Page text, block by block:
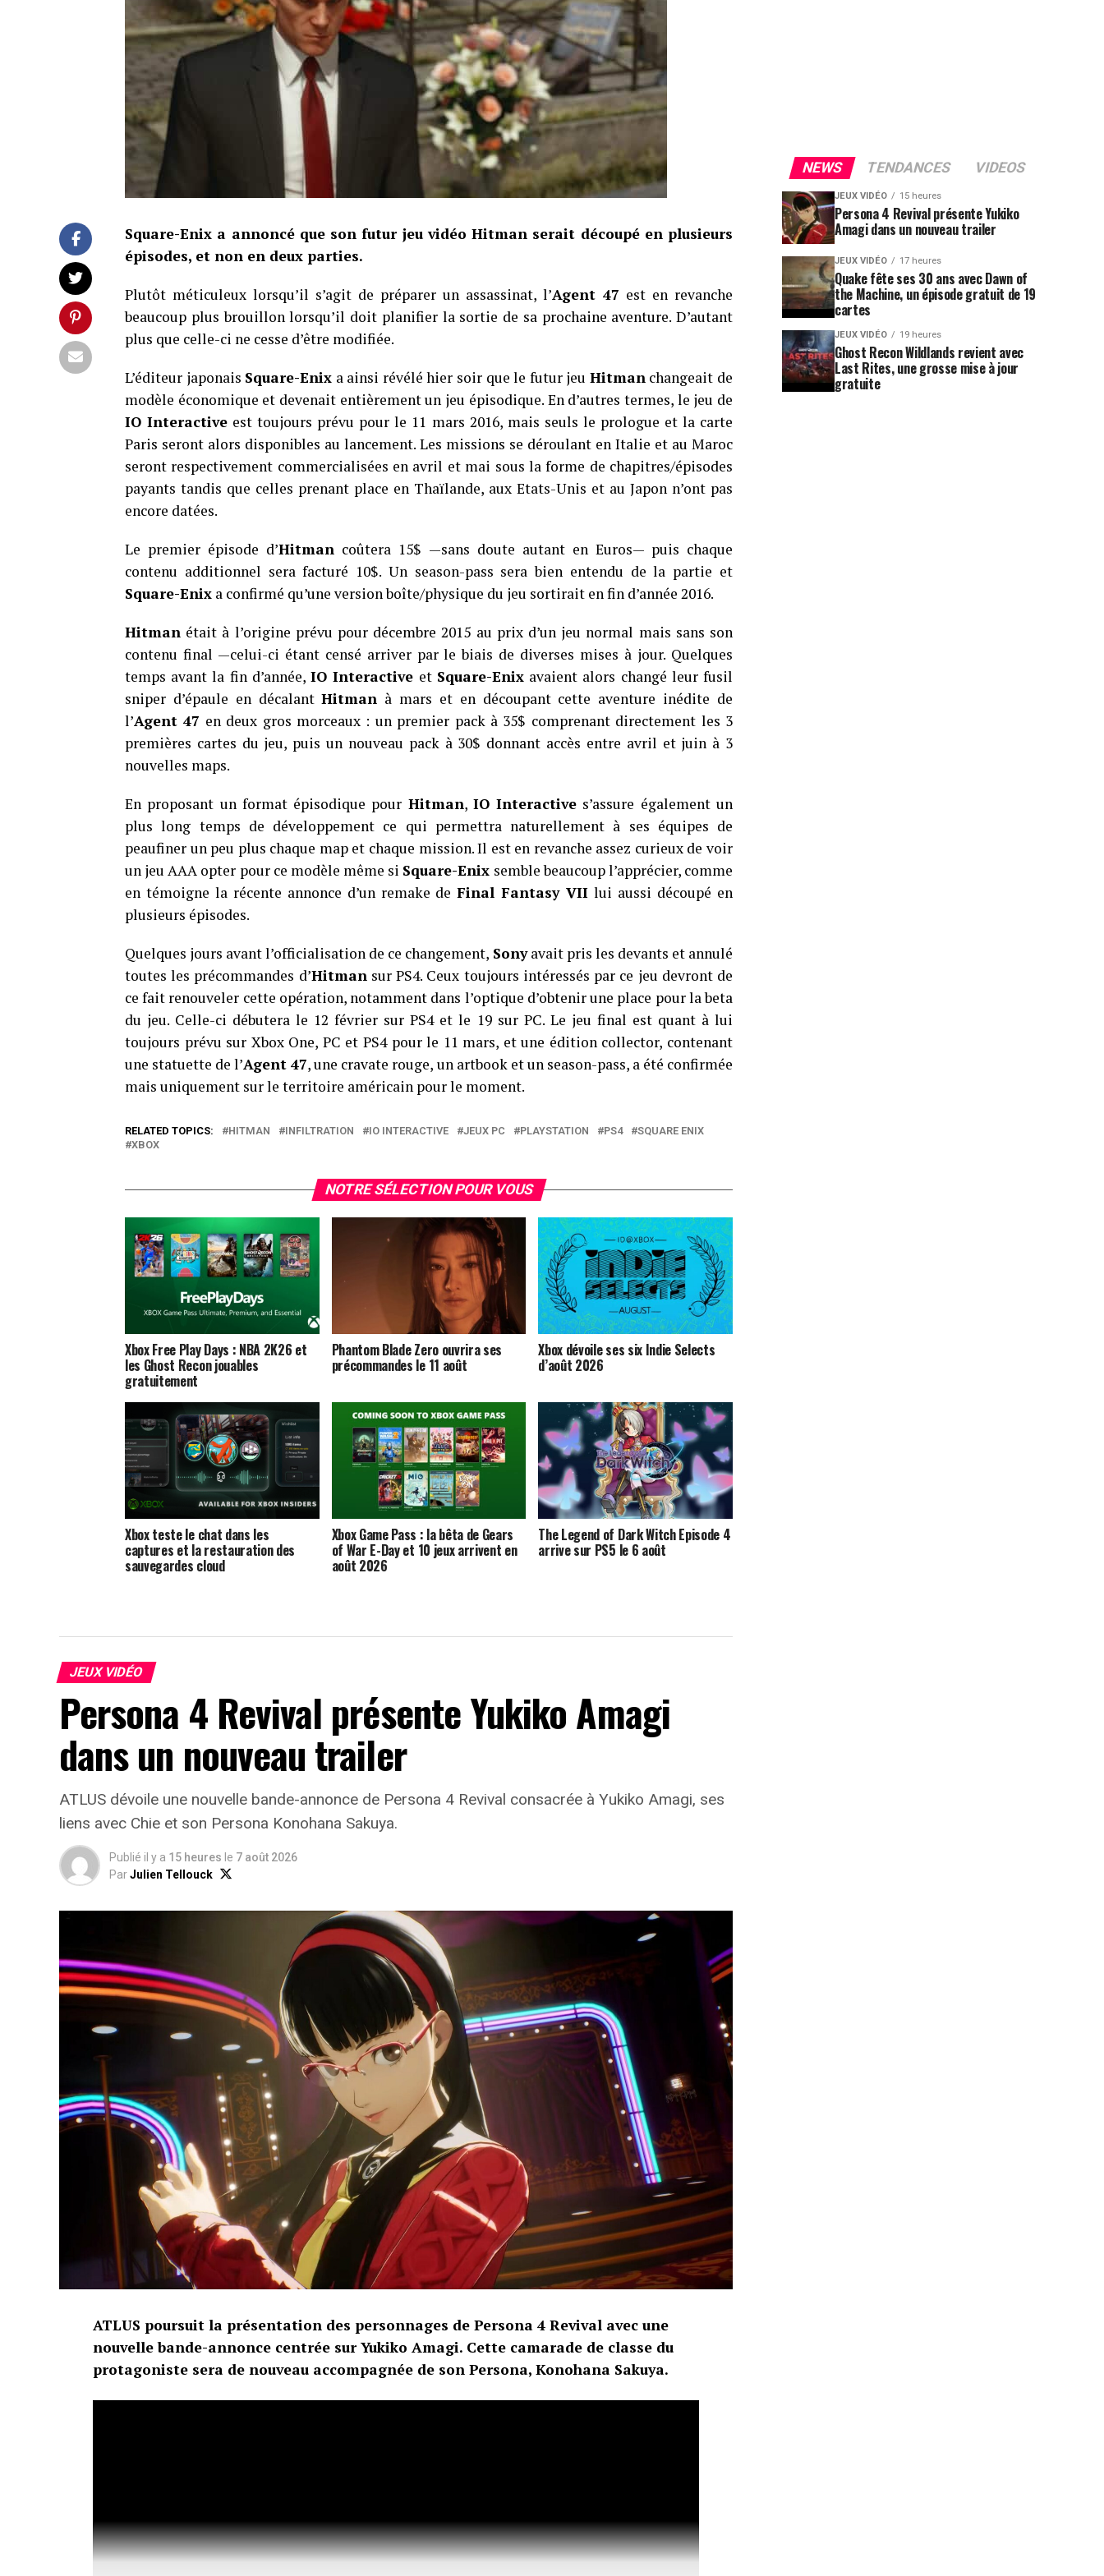
Square-Enix a annoncé que son futur jeu vidéo Hitman serait découpé en plusieurs
épisodes, et non en deux parties.
Plutôt méticuleux lorsqu’il s’agit de préparer un assassinat, l’Agent 47 est en revanche
beaucoup plus brouillon lorsqu’il doit planifier la sortie de sa prochaine aventure. D’autant
plus que celle-ci ne cesse d’être modifiée.
L’éditeur japonais Square-Enix a ainsi révélé hier soir que le futur jeu Hitmanchangeait de
modèle économique et devenait entièrement un jeu épisodique. En d’autres termes, le jeu de
IO Interactive est toujours prévu pour le 11 mars 2016, mais seuls le prologue et la carte
Paris seront alors disponibles au lancement. Les missions se déroulant en Italie et au Maroc
seront respectivement commercialisées en avril et mai sous la forme de chapitres/épisodes
payants tandis que celles prenant place en Thaïlande, aux Etats-Unis et au Japon n’ont pas
encore datées.
Le premier épisode d’Hitman coûtera 15$ —sans doute autant en Euros— puis chaque
contenu additionnel sera facturé 10$. Un season-pass sera bien entendu de la partie et
Square-Enix a confirmé qu’une version boîte/physique du jeu sortirait en fin d’année 2016.
Hitman était à l’origine prévu pour décembre 2015 au prix d’un jeu normal mais sans son
contenu final —celui-ci étant censé arriver par le biais de diverses mises à jour. Quelques
temps avant la fin d’année,IO Interactive et Square-Enixavaient alors changé leur fusil
sniper d’épaule en décalantHitman à mars et en découpant cette aventure inédite de
l’Agent 47 en deux gros morceaux : un premier pack à 35$ comprenant directement les 3
premières cartes du jeu, puis un nouveau pack à 30$ donnant accès entre avril et juin à 3
nouvelles maps.
En proposant un format épisodique pour Hitman, IO Interactive s’assure également un
plus long temps de développement ce qui permettra naturellement à ses équipes de
peaufiner un peu plus chaque map et chaque mission. Il est en revanche assez curieux de voir
un jeu AAA opter pour ce modèle même si Square-Enix semble beaucoup l’apprécier, comme
en témoigne la récente annonce d’un remake deFinal Fantasy VII lui aussi découpé en
plusieurs épisodes.
Quelques jours avant l’officialisation de ce changement, Sonyavait pris les devants et annulé
toutes les précommandes d’Hitmansur PS4. Ceux toujours intéressés par ce jeu devront de
ce fait renouveler cette opération, notamment dans l’optique d’obtenir une place pour la beta
du jeu. Celle-ci débutera le 12 février sur PS4 et le 19 sur PC. Le jeu final est quant à lui
toujours prévu sur Xbox One, PC et PS4 pour le 11 mars, et une édition collector, contenant
une statuette de l’Agent 47, une cravate rouge, un artbook et un season-pass, a été confirmée
mais uniquement sur le territoire américain pour le moment.
RELATED TOPICS: HITMAN INFILTRATION IO INTERACTIVE JEUX PC PLAYSTATION PS4
SQUARE ENIX
XBOX
NOTRE SÉLECTION POUR VOUS
Xbox Free Play Days : NBA 2K26 et
les Ghost Recon jouables
gratuitement
Phantom Blade Zero ouvrira ses
précommandes le 11 août
Xbox dévoile ses six Indie Selects
d’août 2026
Xbox teste le chat dans les
captures et la restauration des
sauvegardes cloud
Xbox Game Pass : la bêta de Gears
of War E-Day et 10 jeux arrivent en
août 2026
The Legend of Dark Witch Episode 4
arrive sur PS5 le 6 août
JEUX VIDÉO
Persona 4 Revival présente Yukiko Amagi
dans un nouveau trailer
ATLUS dévoile une nouvelle bande-annonce de Persona 4 Revival consacrée à Yukiko Amagi, ses
liens avec Chie et son Persona Konohana Sakuya.
Publié il y a 15 heures le 7 août 2026
ParJulien Tellouck
ATLUS poursuit la présentation des personnages de Persona 4 Revival avec une
nouvelle bande-annonce centrée sur Yukiko Amagi. Cette camarade de classe du
protagoniste sera de nouveau accompagnée de son Persona, Konohana Sakuya.
NEWS TENDANCES VIDEOS
JEUX VIDÉO 15 heures
Persona 4 Revival présente Yukiko
Amagi dans un nouveau trailer
JEUX VIDÉO 17 heures
Quake fête ses 30 ans avec Dawn of
the Machine, un épisode gratuit de 19
cartes
JEUX VIDÉO 19 heures
Ghost Recon Wildlands revient avec
Last Rites, une grosse mise à jour
gratuite